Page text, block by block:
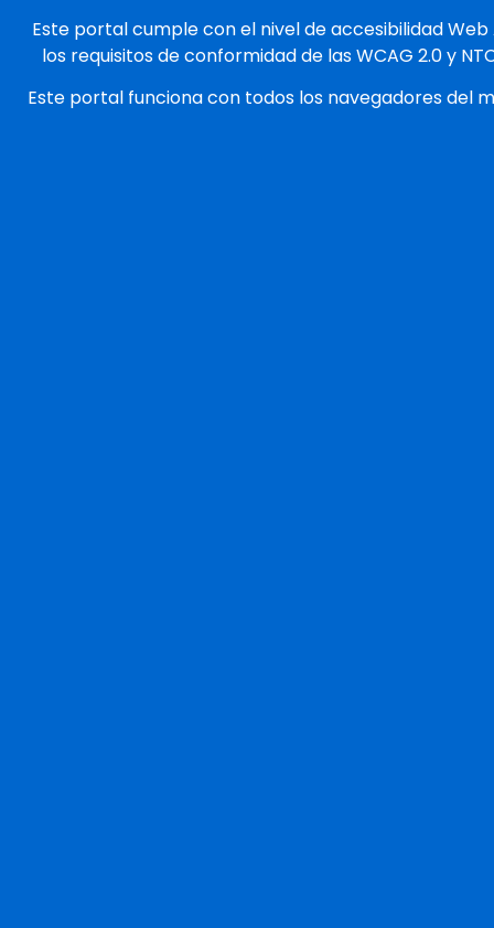
Este portal cumple con el nivel de accesibilidad Web
los requisitos de conformidad de las WCAG 2.0 y
Este portal funciona con todos los navegadores del